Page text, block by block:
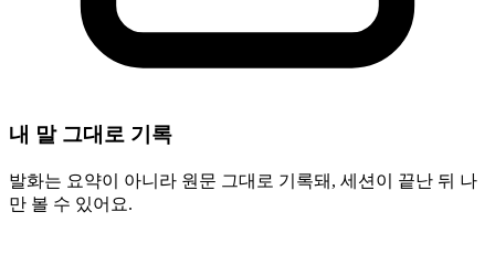
내 말 그대로 기록
발화는 요약이 아니라 원문 그대로 기록돼, 세션이 끝난 뒤 나
만 볼 수 있어요.